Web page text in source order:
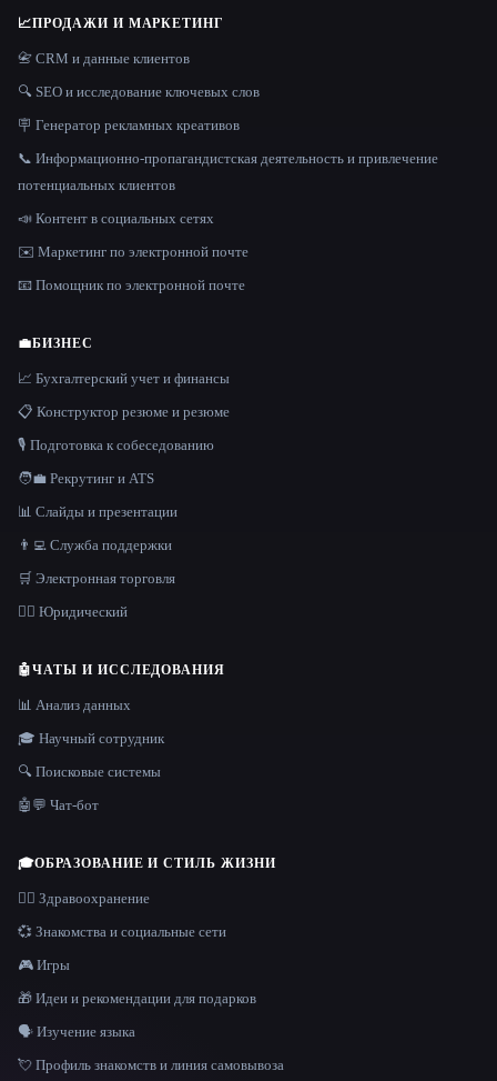
📈ПРОДАЖИ И МАРКЕТИНГ
📇 CRM и данные клиентов
🔍 SEO и исследование ключевых слов
🪧 Генератор рекламных креативов
📞 Информационно-пропагандистская деятельность и привлечение
потенциальных клиентов
📣 Контент в социальных сетях
✉️ Маркетинг по электронной почте
📧 Помощник по электронной почте
💼БИЗНЕС
📈 Бухгалтерский учет и финансы
📋 Конструктор резюме и резюме
🎙️ Подготовка к собеседованию
🧑‍💼 Рекрутинг и ATS
📊 Слайды и презентации
👨‍💻 Служба поддержки
🛒 Электронная торговля
👩‍⚖️ Юридический
🤖ЧАТЫ И ИССЛЕДОВАНИЯ
📊 Анализ данных
🎓 Научный сотрудник
🔍 Поисковые системы
🤖💬 Чат-бот
🎓ОБРАЗОВАНИЕ И СТИЛЬ ЖИЗНИ
👩‍⚕️ Здравоохранение
💞 Знакомства и социальные сети
🎮 Игры
🎁 Идеи и рекомендации для подарков
🗣️ Изучение языка
💘 Профиль знакомств и линия самовывоза